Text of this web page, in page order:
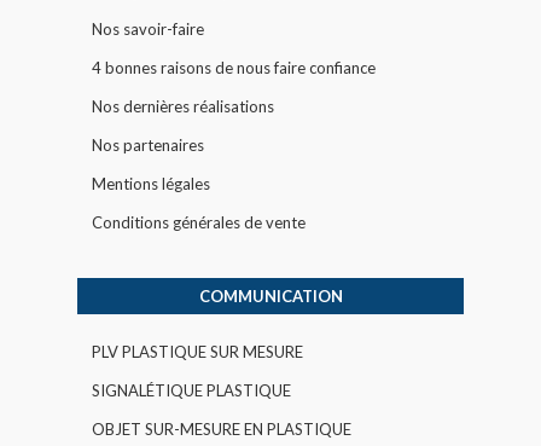
Nos savoir-faire
4 bonnes raisons de nous faire confiance
Nos dernières réalisations
Nos partenaires
Mentions légales
Conditions générales de vente
COMMUNICATION
PLV PLASTIQUE SUR MESURE
SIGNALÉTIQUE PLASTIQUE
OBJET SUR-MESURE EN PLASTIQUE